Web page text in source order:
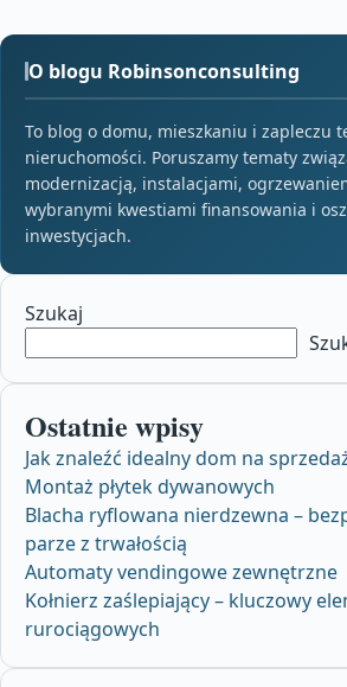
O blogu Robinsonconsulting
To blog o domu, mieszkaniu i zapleczu
nieruchomości. Poruszamy tematy
modernizacją, instalacjami,
wybranymi kwestiami finansowania i
inwestycjach.
Szukaj
Ostatnie wpisy
Jak znaleźć idealny dom na
Montaż płytek dywanowych
Blacha ryflowana nierdzewna –
parze z trwałością
Automaty vendingowe zewnętrzne
Kołnierz zaślepiający – kluczowy
rurociągowych